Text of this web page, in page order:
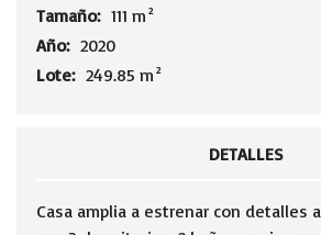
Tamaño: 111 m²
Año: 2020
Lote: 249.85 m²
DETALLES
Casa amplia a estrenar con detalles